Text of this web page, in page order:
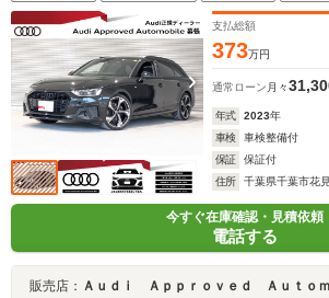
支払総額
373万円
通常ローン 月々
年式 2023年
車検
車検整備付
保証
保証付
住所
千葉県千葉市花
今すぐ在庫確認・見積依頼
電話する
販売店： Ａｕｄｉ Ａｐｐｒｏｖｅｄ Ａｕｔｏ